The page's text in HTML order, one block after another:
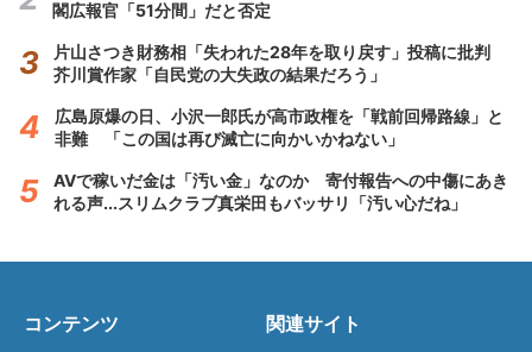
閣広報官「51分間」だと否定
片山さつき財務相「失われた28年を取り戻す」投稿に批判
芥川賞作家「自民党の大失政の結果だろう」
広島原爆の日、小沢一郎氏が高市政権を「戦前回帰路線」と
非難 「この国は再び滅亡に向かいかねない」
AVで稼いだ金は「汚い金」なのか 寄付報告への中傷にあき
れる声...スリムクラブ真栄田もバッサリ「汚い心だね」
コンテンツ 関連サイト